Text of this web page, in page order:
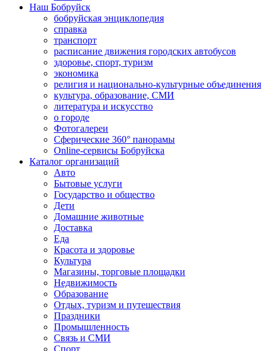
Наш Бобруйск
бобруйская энциклопедия
справка
транспорт
расписание движения городских автобусов
здоровье, спорт, туризм
экономика
религия и национально-культурные объединения
культура, образование, СМИ
литература и искусство
о городе
Фотогалереи
Сферические 360° панорамы
Online-сервисы Бобруйска
Каталог организаций
Авто
Бытовые услуги
Государство и общество
Дети
Домашние животные
Доставка
Еда
Красота и здоровье
Культура
Магазины, торговые площадки
Недвижимость
Образование
Отдых, туризм и путешествия
Праздники
Промышленность
Связь и СМИ
Спорт